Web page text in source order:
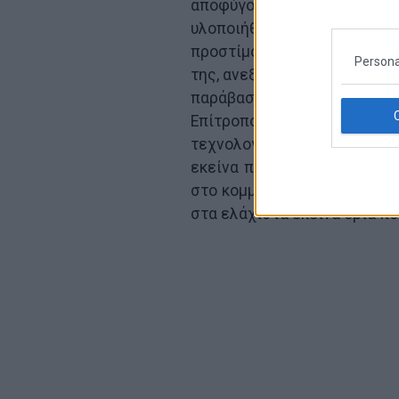
αποφύγουν το
υλοποιήθηκε ποτέ στην
προστίμου, καθώς, σύμφωνα
της, ανεξάρτητα από τις
παράβαση της
Επίτροπος Βεστάγκερ,
τεχνολογική δυνατότητα
εκείνα που απαιτεί η
στο κομμάτι αυτό. Αλλά
στα ελάχιστα εκείνα όρια